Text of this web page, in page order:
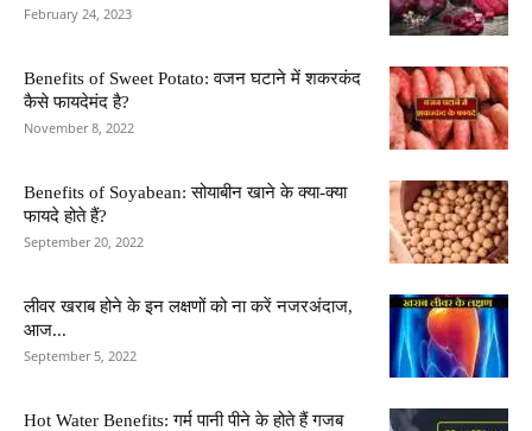
February 24, 2023
Benefits of Sweet Potato: वजन घटाने में शकरकंद
कैसे फायदेमंद है?
November 8, 2022
Benefits of Soyabean: सोयाबीन खाने के क्या-क्या
फायदे होते हैं?
September 20, 2022
लीवर खराब होने के इन लक्षणों को ना करें नजरअंदाज,
आज...
September 5, 2022
Hot Water Benefits: गर्म पानी पीने के होते हैं गजब